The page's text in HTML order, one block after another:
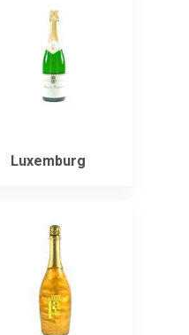
Luxemburg